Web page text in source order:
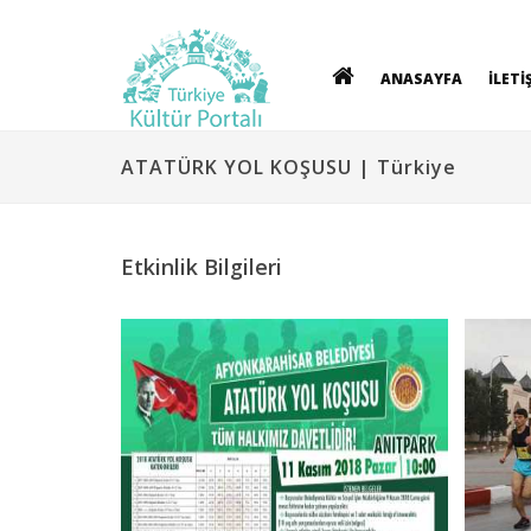
ANASAYFA
ATATÜRK YOL KOŞUSU | Türkiye
Etkinlik Bilgileri